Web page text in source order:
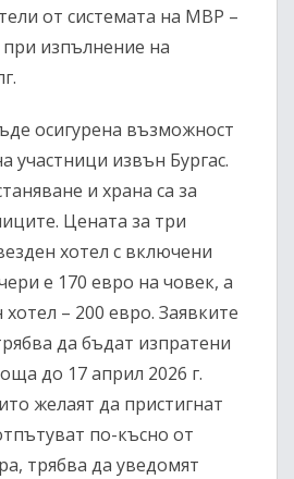
от системата на МВР –
при изпълнение на
осигурена възможност
участници извън Бургас.
и храна са за
Цената за три
хотел с включени
е 170 евро на човек, а
– 200 евро. Заявките
да бъдат изпратени
до 17 април 2026 г.
желаят да пристигнат
по-късно от
трябва да уведомят